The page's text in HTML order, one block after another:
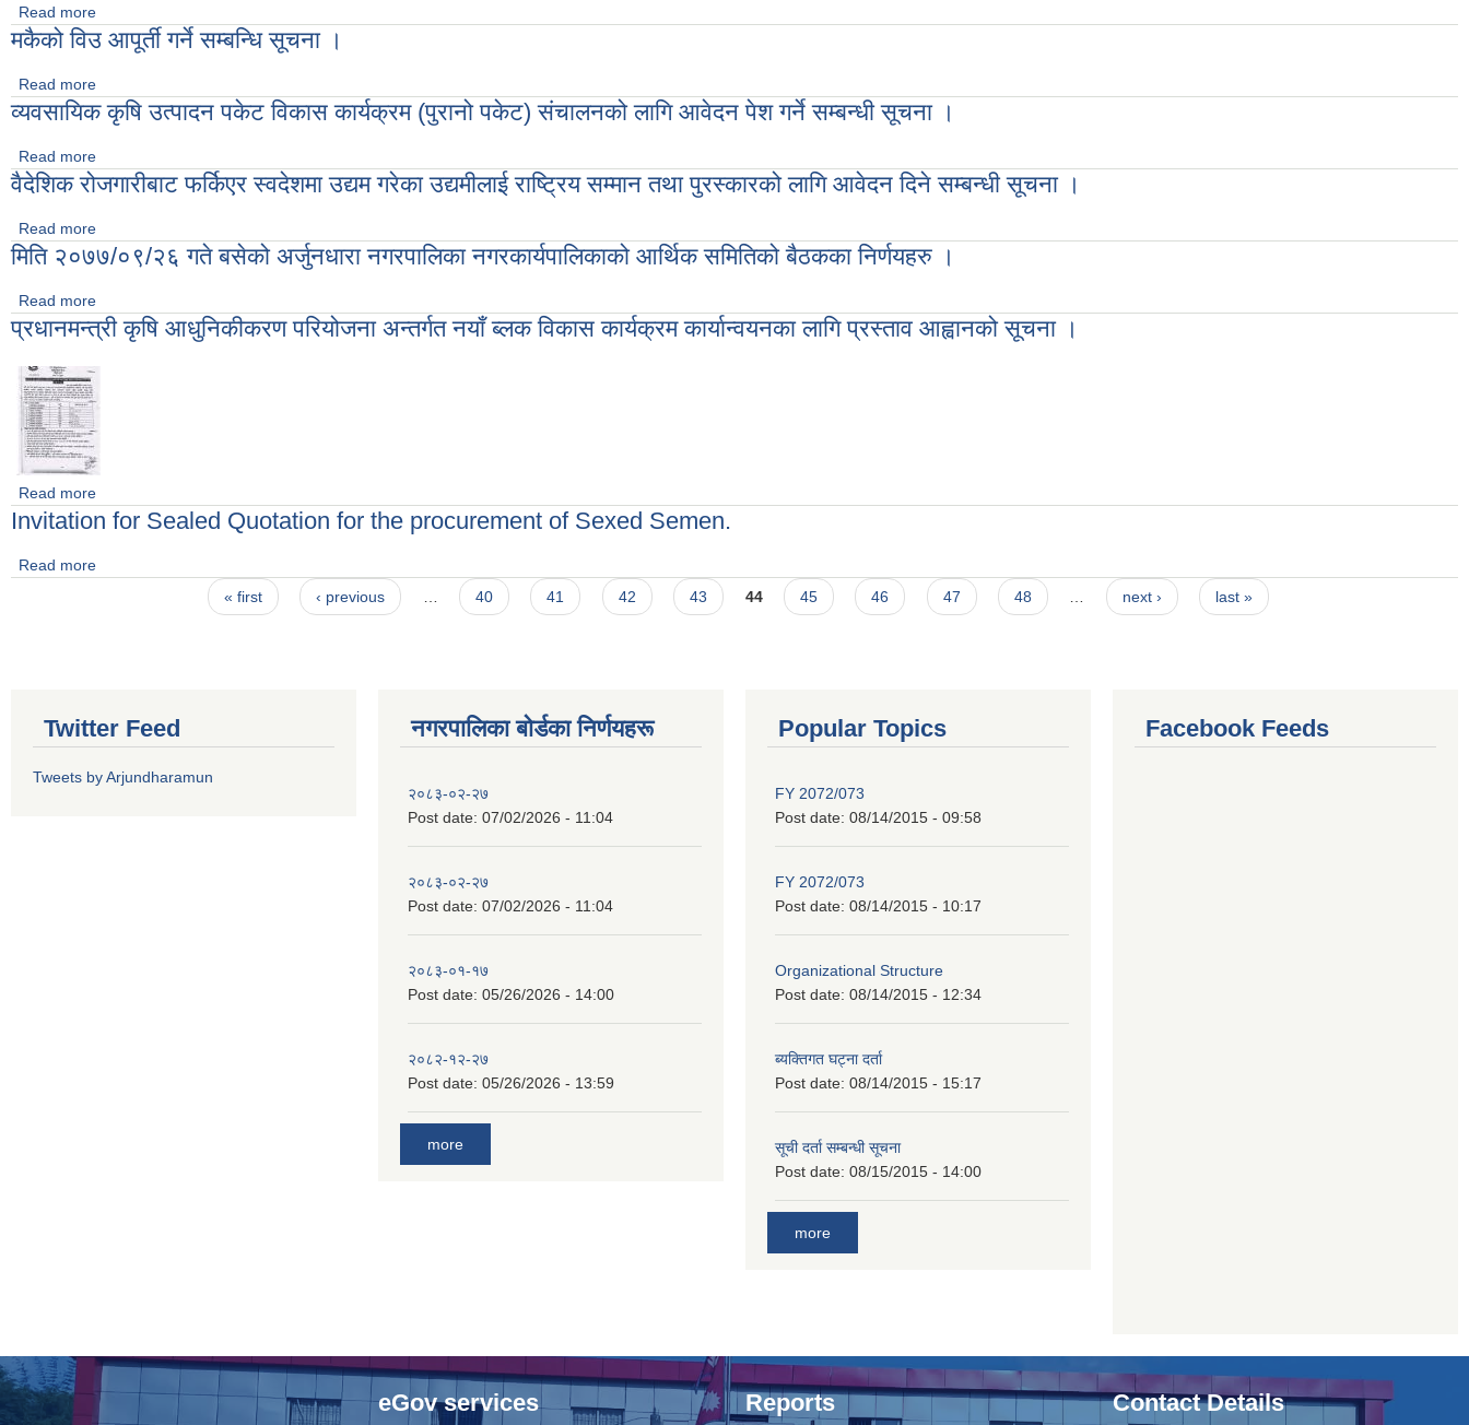
Read more
मकैको विउ आपूर्ती गर्ने सम्बन्धि सूचना ।
Read more
व्यवसायिक कृषि उत्पादन पकेट विकास कार्यक्रम (पुरानो पकेट) संचालनको लागि आवेदन पेश गर्ने सम्बन्धी सूचना ।
Read more
वैदेशिक रोजगारीबाट फर्किएर स्वदेशमा उद्यम गरेका उद्यमीलाई राष्ट्रिय सम्मान तथा पुरस्कारको लागि आवेदन दिने सम्बन्धी सूचना ।
Read more
मिति २०७७/०९/२६ गते बसेको अर्जुनधारा नगरपालिका नगरकार्यपालिकाको आर्थिक समितिको बैठकका निर्णयहरु ।
Read more
प्रधानमन्त्री कृषि आधुनिकीकरण परियोजना अन्तर्गत नयाँ ब्लक विकास कार्यक्रम कार्यान्वयनका लागि प्रस्ताव आह्वानको सूचना ।
Read more
Invitation for Sealed Quotation for the procurement of Sexed Semen.
Read more
« first ‹ previous 40 41 42 43 44 45 46 47 48 next › last »
Twitter Feed
Tweets by Arjundharamun
नगरपालिका बाेर्डका निर्णयहरू
२०८३-०२-२७
Post date: 07/02/2026 - 11:04
२०८३-०२-२७
Post date: 07/02/2026 - 11:04
२०८३-०१-१७
Post date: 05/26/2026 - 14:00
२०८२-१२-२७
Post date: 05/26/2026 - 13:59
more
Popular Topics
FY 2072/073
Post date: 08/14/2015 - 09:58
FY 2072/073
Post date: 08/14/2015 - 10:17
Organizational Structure
Post date: 08/14/2015 - 12:34
ब्यक्तिगत घट्ना दर्ता
Post date: 08/14/2015 - 15:17
सूची दर्ता सम्बन्धी सूचना
Post date: 08/15/2015 - 14:00
more
Facebook Feeds
eGov services Reports Contact Details